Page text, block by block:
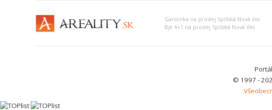
Garsonka na prodej Spišská Nová Ves
Byt 4+1 na prodej Spišská Nová Ves
© 1997 -